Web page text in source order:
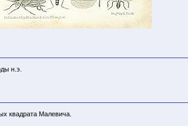
н.э.
квадрата Малевича.